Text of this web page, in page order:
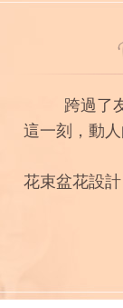
跨過了
這一刻，動
花束盆花設